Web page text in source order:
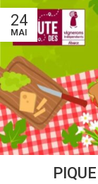
24
MAI